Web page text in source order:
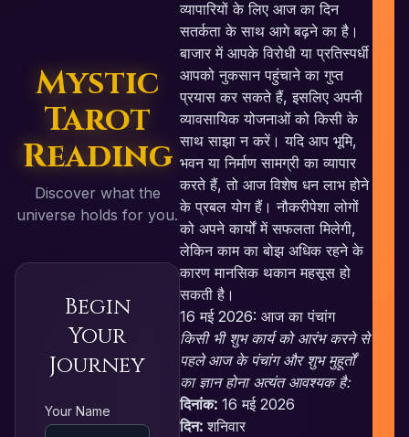
Mystic
Tarot
Reading
Discover what the
universe holds for you.
Begin
Your
Journey
Your Name
व्यापारियों के लिए आज का दिन
सतर्कता के साथ आगे बढ़ने का है।
बाजार में आपके विरोधी या प्रतिस्पर्धी
आपको नुकसान पहुंचाने का गुप्त
प्रयास कर सकते हैं, इसलिए अपनी
व्यावसायिक योजनाओं को किसी के
साथ साझा न करें। यदि आप भूमि,
भवन या निर्माण सामग्री का व्यापार
करते हैं, तो आज विशेष धन लाभ होने
के प्रबल योग हैं। नौकरीपेशा लोगों
को अपने कार्यों में सफलता मिलेगी,
लेकिन काम का बोझ अधिक रहने के
कारण मानसिक थकान महसूस हो
सकती है।
16 मई 2026: आज का पंचांग
किसी भी शुभ कार्य को आरंभ करने से
पहले आज के पंचांग और शुभ मुहूर्तों
का ज्ञान होना अत्यंत आवश्यक है:
दिनांक: 16 मई 2026
दिन: शनिवार